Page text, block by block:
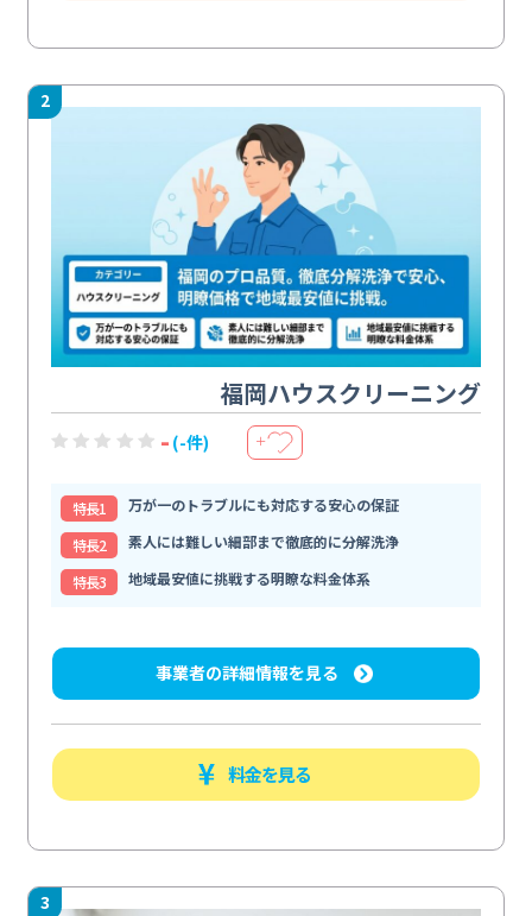
2
福岡ハウスクリーニング
- (-件) ＋
特⻑1
万が一のトラブルにも対応する安心の保証
特⻑2
素人には難しい細部まで徹底的に分解洗浄
特⻑3
地域最安値に挑戦する明瞭な料金体系
事業者の詳細情報を見る
料金を見る
3